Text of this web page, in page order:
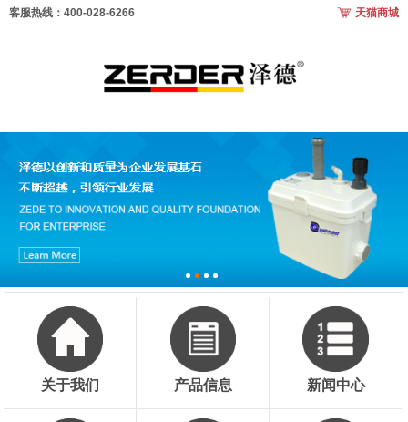
客服热线：400-028-6266 天猫商城
关于我们 产品信息 新闻中心